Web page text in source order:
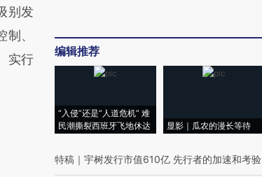
别发
、
实行
编辑推荐
“入侵”还是“人道危机” 难
民潮撕裂西班牙飞地休达
显影｜瓜农的漫长等待
特稿 ｜ 宇树发行市值610亿 先行者的加速和考验